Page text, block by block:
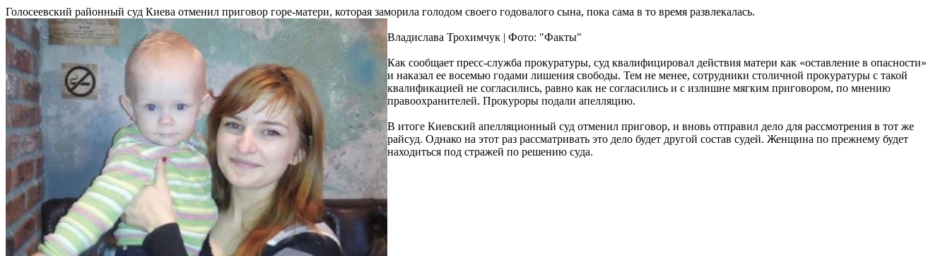
Голосеевский районный суд Киева отменил приговор горе-матери, которая заморила голодом своего годовалого сына, пока сама в то время развлекалась.
Владислава Трохимчук | Фото: "Факты"
Как сообщает пресс-служба прокуратуры, суд квалифицировал действия матери как «оставление в опасности»
и наказал ее восемью годами лишения свободы. Тем не менее, сотрудники столичной прокуратуры с такой
квалификацией не согласились, равно как не согласились и с излишне мягким приговором, по мнению
правоохранителей. Прокуроры подали апелляцию.
В итоге Киевский апелляционный суд отменил приговор, и вновь отправил дело для рассмотрения в тот же
райсуд. Однако на этот раз рассматривать это дело будет другой состав судей. Женщина по прежнему будет
находиться под стражей по решению суда.